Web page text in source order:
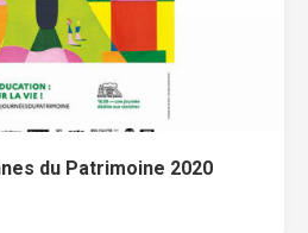
du Patrimoine 2020